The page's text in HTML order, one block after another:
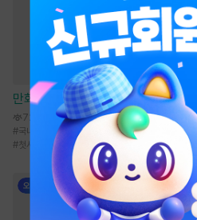
만화 첩 [스크롤]
72.5만
#국내에로 #드라마 현대물 #나이차커플
#첫사랑